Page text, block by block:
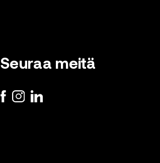
Seuraa meitä